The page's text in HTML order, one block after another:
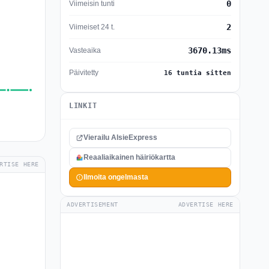
HERE
Viimeisin tunti 0
Viimeiset 24 t. 2
Vasteaika 3670.13ms
Päivitetty 16 tuntia sitten
LINKIT
Vierailu AlsieExpress
Reaaliaikainen häiriökartta
Ilmoita ongelmasta
ADVERTISEMENT ADVERTISE HERE